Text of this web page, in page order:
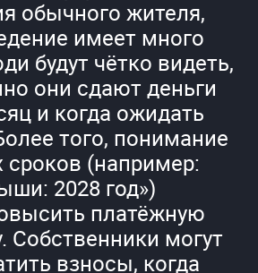
обычного жителя,
имеет много
будут чётко видеть,
они сдают деньги
и когда ожидать
того, понимание
сроков (например:
2028 год»)
платёжную
Собственники могут
взносы, когда